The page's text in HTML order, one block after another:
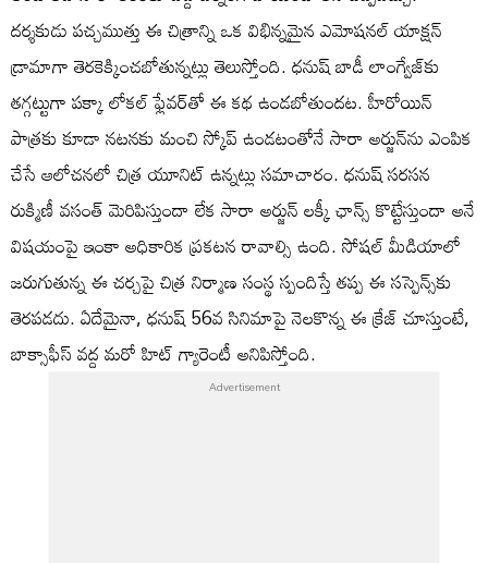
దర్శకుడు పచ్చముత్తు ఈ చిత్రాన్ని ఒక విభిన్నమైన ఎమోషనల్ యాక్షన్
డ్రామాగా తెరకెక్కించబోతున్నట్లు తెలుస్తోంది. ధనుష్ బాడీ లాంగ్వేజ్‌కు
తగ్గట్టుగా పక్కా లోకల్ ఫ్లేవర్‌తో ఈ కథ ఉండబోతుందట. హీరోయిన్
పాత్రకు కూడా నటనకు మంచి స్కోప్ ఉండటంతోనే సారా అర్జున్‌ను ఎంపిక
చేసే ఆలోచనలో చిత్ర యూనిట్ ఉన్నట్లు సమాచారం. ధనుష్ సరసన
రుక్మిణీ వసంత్ మెరిపిస్తుందా లేక సారా అర్జున్ లక్కీ ఛాన్స్ కొట్టేస్తుందా అనే
విషయంపై ఇంకా అధికారిక ప్రకటన రావాల్సి ఉంది. సోషల్ మీడియాలో
జరుగుతున్న ఈ చర్చపై చిత్ర నిర్మాణ సంస్థ స్పందిస్తే తప్ప ఈ సస్పెన్స్‌కు
తెరపడదు. ఏదేమైనా, ధనుష్ 56వ సినిమాపై నెలకొన్న ఈ క్రేజ్ చూస్తుంటే,
బాక్సాఫీస్ వద్ద మరో హిట్ గ్యారెంటీ అనిపిస్తోంది.